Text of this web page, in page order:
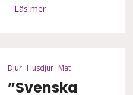
Läs mer
Djur Husdjur Mat
”Svenska